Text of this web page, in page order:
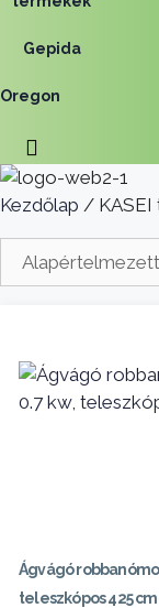
Gepida
Oregon
Kezdőlap / KASEI
Ágvágó
teleszkópos 425